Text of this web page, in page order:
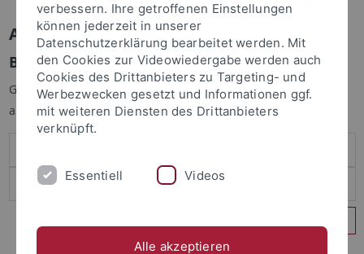
Anmelden
Benutzeranmeldung
Geben Sie Ihren Benutzernamen und Ihr Passwort an um sich
anzumelden:
verbessern. Ihre getroffenen Einstellungen
können jederzeit in unserer
Datenschutzerklärung bearbeitet werden. Mit
den Cookies zur Videowiedergabe werden auch
Cookies des Drittanbieters zu Targeting- und
Werbezwecken gesetzt und Informationen ggf.
mit weiteren Diensten des Drittanbieters
verknüpft.
Essentiell Videos
Alle akzeptieren